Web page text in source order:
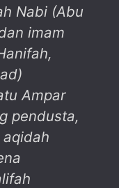
Nabi (Abu
imam
Ampar
pendusta,